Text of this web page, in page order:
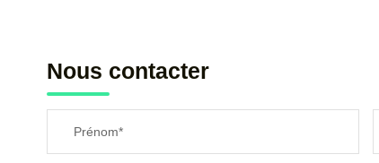
Nous contacter
Prénom*